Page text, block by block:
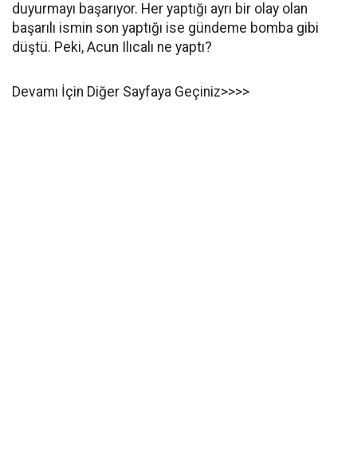
duyurmayı başarıyor. Her yaptığı ayrı bir olay olan
başarılı ismin son yaptığı ise gündeme bomba gibi
düştü. Peki, Acun Ilıcalı ne yaptı?
Devamı İçin Diğer Sayfaya Geçiniz>>>>